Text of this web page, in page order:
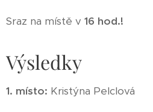
Sraz na místě v 16 hod.!
Výsledky
1. místo: Kristýna Pelclová